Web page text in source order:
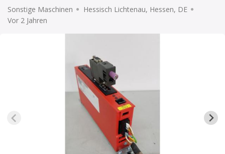
Sonstige Maschinen
Hessisch Lichtenau, Hessen, DE
Vor 2 Jahren